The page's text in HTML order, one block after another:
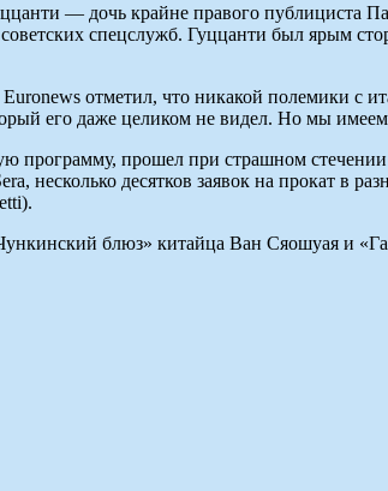
— дочь крайне правого публициста
спецслужб. Гуццанти был ярым
отметил, что никакой полемики с
его даже целиком не видел. Но мы
программу, прошел при страшном
несколько десятков заявок на прокат в
блюз» китайца Ван Сяошуая и